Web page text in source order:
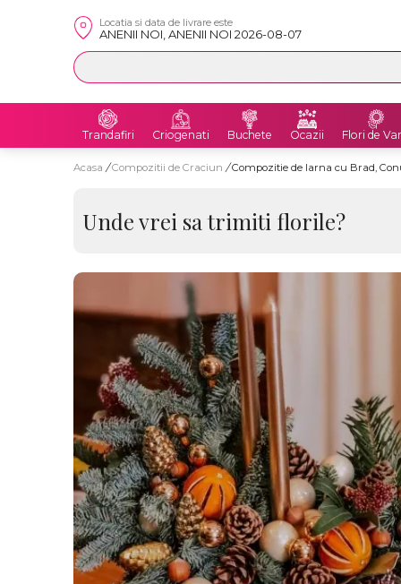
Locatia si data de livrare este
ANENII NOI, ANENII NOI 2026-08-07
Trandafiri Criogenati Buchete Ocazii Flori de
Acasa / Compozitii de Craciun / Compozitie de Iarna cu Brad,
Unde vrei sa trimiti florile?